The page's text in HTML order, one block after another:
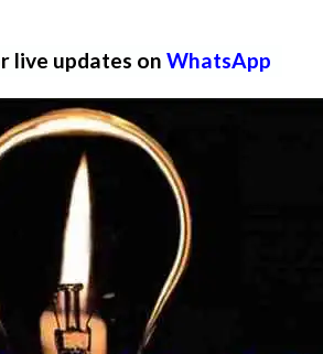
live updates on WhatsApp